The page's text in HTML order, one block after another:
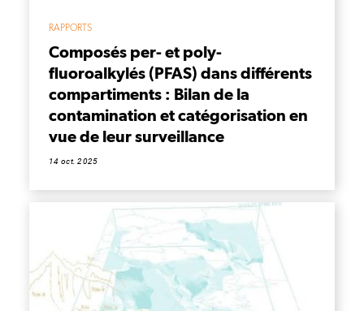
RAPPORTS
Composés per- et poly-
fluoroalkylés (PFAS) dans différents
compartiments : Bilan de la
contamination et catégorisation en
vue de leur surveillance
14 oct. 2025